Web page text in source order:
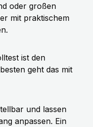
oder großen
mit praktischem
ist den
geht das mit
und lassen
anpassen. Ein